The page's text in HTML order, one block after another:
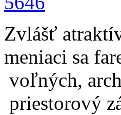
Zvlášť
meniaci sa
voľných,
priestorový